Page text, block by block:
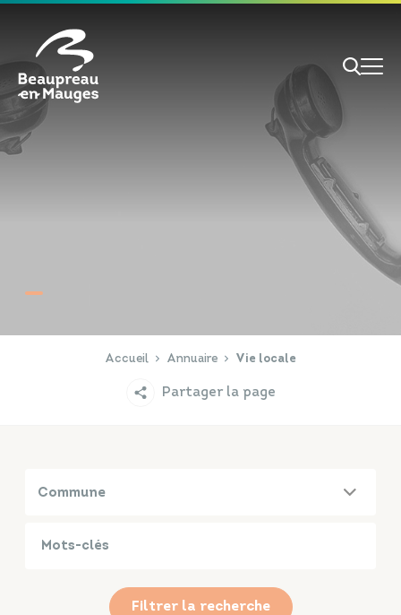
Accueil Annuaire Vie locale
Partager la page
Commune
Filtrer la recherche
Annuaires
Cookies management panel